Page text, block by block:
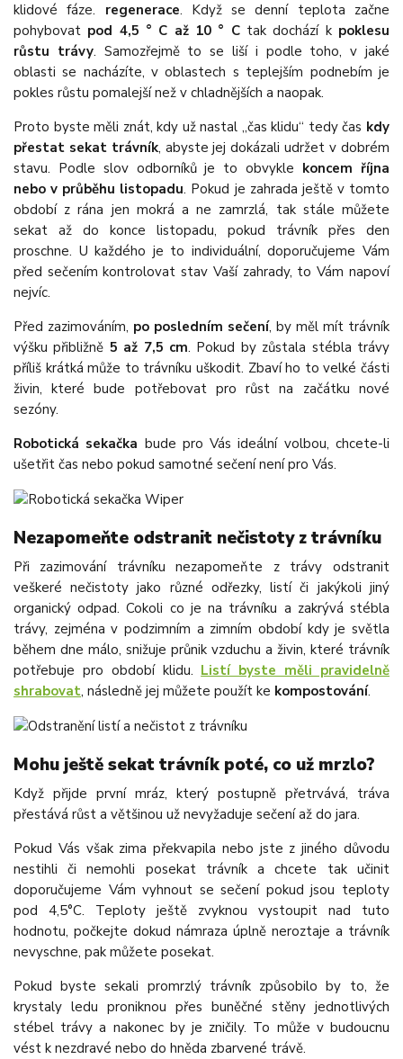
klidové fáze. regenerace. Když se denní teplota začne
pohybovat pod 4,5 ° C až 10 ° Ctak dochází k poklesu
růstu trávy. Samozřejmě to se liší i podle toho, v jaké
oblasti se nacházíte, v oblastech s teplejším podnebím je
pokles růstu pomalejší než v chladnějších a naopak.
Proto byste měli znát, kdy už nastal „čas klidu“ tedy čas kdy
přestat sekat trávník, abyste jej dokázali udržet v dobrém
stavu. Podle slov odborníků je to obvykle koncem října
nebo v průběhu listopadu. Pokud je zahrada ještě v tomto
období z rána jen mokrá a ne zamrzlá, tak stále můžete
sekat až do konce listopadu, pokud trávník přes den
proschne. U každého je to individuální, doporučujeme Vám
před sečením kontrolovat stav Vaší zahrady, to Vám napoví
nejvíc.
Před zazimováním, po posledním sečení, by měl mít trávník
výšku přibližně 5 až 7,5 cm. Pokud by zůstala stébla trávy
příliš krátká může to trávníku uškodit. Zbaví ho to velké části
živin, které bude potřebovat pro růst na začátku nové
sezóny.
Robotická sekačka bude pro Vás ideální volbou, chcete-li
ušetřit čas nebo pokud samotné sečení není pro Vás.
Nezapomeňte odstranit nečistoty z trávníku
Při zazimování trávníku nezapomeňte z trávy odstranit
veškeré nečistoty jako různé odřezky, listí či jakýkoli jiný
organický odpad. Cokoli co je na trávníku a zakrývá stébla
trávy, zejména v podzimním a zimním období kdy je světla
během dne málo, snižuje průnik vzduchu a živin, které trávník
potřebuje pro období klidu. Listí byste měli pravidelně
shrabovat, následně jej můžete použít ke kompostování.
Mohu ještě sekat trávník poté, co už mrzlo?
Když přijde první mráz, který postupně přetrvává, tráva
přestává růst a většinou už nevyžaduje sečení až do jara.
Pokud Vás však zima překvapila nebo jste z jiného důvodu
nestihli či nemohli posekat trávník a chcete tak učinit
doporučujeme Vám vyhnout se sečení pokud jsou teploty
pod 4,5°C. Teploty ještě zvyknou vystoupit nad tuto
hodnotu, počkejte dokud námraza úplně neroztaje a trávník
nevyschne, pak můžete posekat.
Pokud byste sekali promrzlý trávník způsobilo by to, že
krystaly ledu proniknou přes buněčné stěny jednotlivých
stébel trávy a nakonec by je zničily. To může v budoucnu
vést k nezdravé nebo do hněda zbarvené trávě.